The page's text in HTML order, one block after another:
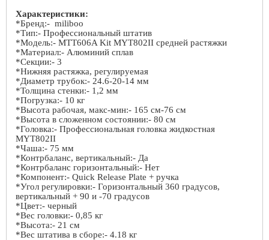
Характеристики:
*Бренд:- miliboo
*Тип:- Профессиональный штатив
*Модель:- MTT606A Kit MYT802II средней растяжки
*Материал:- Алюминий сплав
*Секции:- 3
*Нижняя растяжка, регулируемая
*Диаметр трубок:- 24.6-20-14 мм
*Толщина стенки:- 1,2 мм
*Погрузка:- 10 кг
*Высота рабочая, макс-мин:- 165 см-76 см
*Высота в сложенном состоянии:- 80 см
*Головка:- Профессиональная головка жидкостная
MYT802II
*Чаша:- 75 мм
*Контрбаланс, вертикальный:- Да
*Контрбаланс горизонтальный:- Нет
*Компонент:- Quick Release Plate + ручка
*Угол регулировки:- Горизонтальный 360 градусов,
вертикальный + 90 и -70 градусов
*Цвет:- черный
*Вес головки:- 0,85 кг
*Высота:- 21 см
*Вес штатива в сборе:- 4.18 кг